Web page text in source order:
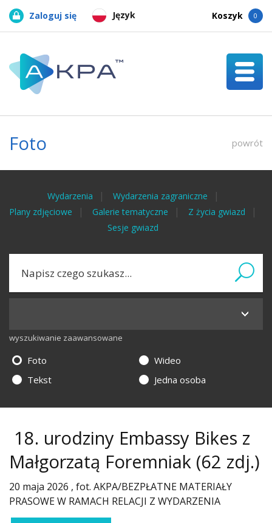
Język
Zaloguj się Koszyk 0
Foto powrót
Wydarzenia
Wydarzenia zagraniczne
Plany zdjęciowe
Galerie tematyczne
Z życia gwiazd
Sesje gwiazd
wyszukiwanie zaawansowane
Foto
Wideo
Tekst
Jedna osoba
18. urodziny Embassy Bikes z
Małgorzatą Foremniak (62 zdj.)
20 maja 2026 , fot. AKPA/BEZPŁATNE MATERIAŁY
PRASOWE W RAMACH RELACJI Z WYDARZENIA